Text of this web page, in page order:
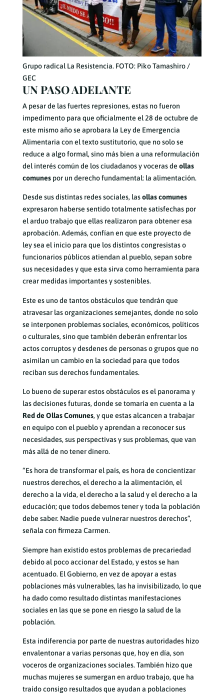
Grupo radical La Resistencia. FOTO: Piko Tamashiro /
GEC
UN PASO ADELANTE
A pesar de las fuertes represiones, estas no fueron
impedimento para que oficialmente el 28 de octubre de
este mismo año se aprobara la Ley de Emergencia
Alimentaria con el texto sustitutorio, que no solo se
reduce a algo formal, sino más bien a una reformulación
del interés común de los ciudadanos y voceras de ollas
comunespor un derecho fundamental: la alimentación.
Desde sus distintas redes sociales, lasollas comunes
expresaron haberse sentido totalmente satisfechas por
el arduo trabajo que ellas realizaron para obtener esa
aprobación. Además, confían en que este proyecto de
ley sea el inicio para que los distintos congresistas o
funcionarios públicos atiendan al pueblo, sepan sobre
sus necesidades y que esta sirva como herramienta para
crear medidas importantes y sostenibles.
Este es uno de tantos obstáculos que tendrán que
atravesar las organizaciones semejantes, donde no solo
se interponen problemas sociales, económicos, políticos
o culturales, sino que también deberán enfrentar los
actos corruptos y desdenes de personas o grupos que no
asimilan un cambio en la sociedad para que todos
reciban sus derechos fundamentales.
Lo bueno de superar estos obstáculos es el panorama y
las decisiones futuras, donde se tomaría en cuenta a la
Red de Ollas Comunes, y que estas alcancen a trabajar
en equipo con el pueblo y aprendan a reconocer sus
necesidades, sus perspectivas y sus problemas, que van
más allá de no tener dinero.
“Es hora de transformar el país, es hora de concientizar
nuestros derechos, el derecho a la alimentación, el
derecho a la vida, el derecho a la salud y el derecho a la
educación; que todos debemos tener y toda la población
debe saber. Nadie puede vulnerar nuestros derechos”,
señala con firmeza Carmen.
Siempre han existido estos problemas de precariedad
debido al poco accionar del Estado, y estos se han
acentuado. El Gobierno, en vez de apoyar a estas
poblaciones más vulnerables, las ha invisibilizado, lo que
ha dado como resultado distintas manifestaciones
sociales en las que se pone en riesgo la salud de la
población.
Esta indiferencia por parte de nuestras autoridades hizo
envalentonar a varias personas que, hoy en día, son
voceros de organizaciones sociales. También hizo que
muchas mujeres se sumergan en arduo trabajo, que ha
traído consigo resultados que ayudan a poblaciones